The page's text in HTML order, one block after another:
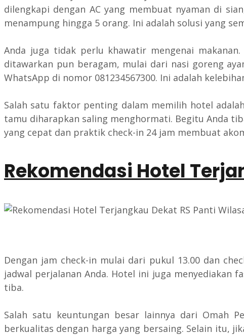
dilengkapi dengan AC yang membuat nyaman di
menampung hingga 5 orang. Ini adalah solusi yang
Anda juga tidak perlu khawatir mengenai
ditawarkan pun beragam, mulai dari nasi goreng
WhatsApp di nomor 081234567300. Ini adalah
Salah satu faktor penting dalam memilih hotel
tamu diharapkan saling menghormati. Begitu Anda
yang cepat dan praktik check-in 24 jam membuat
Rekomendasi Hotel
Dengan jam check-in mulai dari pukul 13.00 dan
jadwal perjalanan Anda. Hotel ini juga menyediakan
tiba.
Salah satu keuntungan besar lainnya dari Omah
berkualitas dengan harga yang bersaing. Selain itu,